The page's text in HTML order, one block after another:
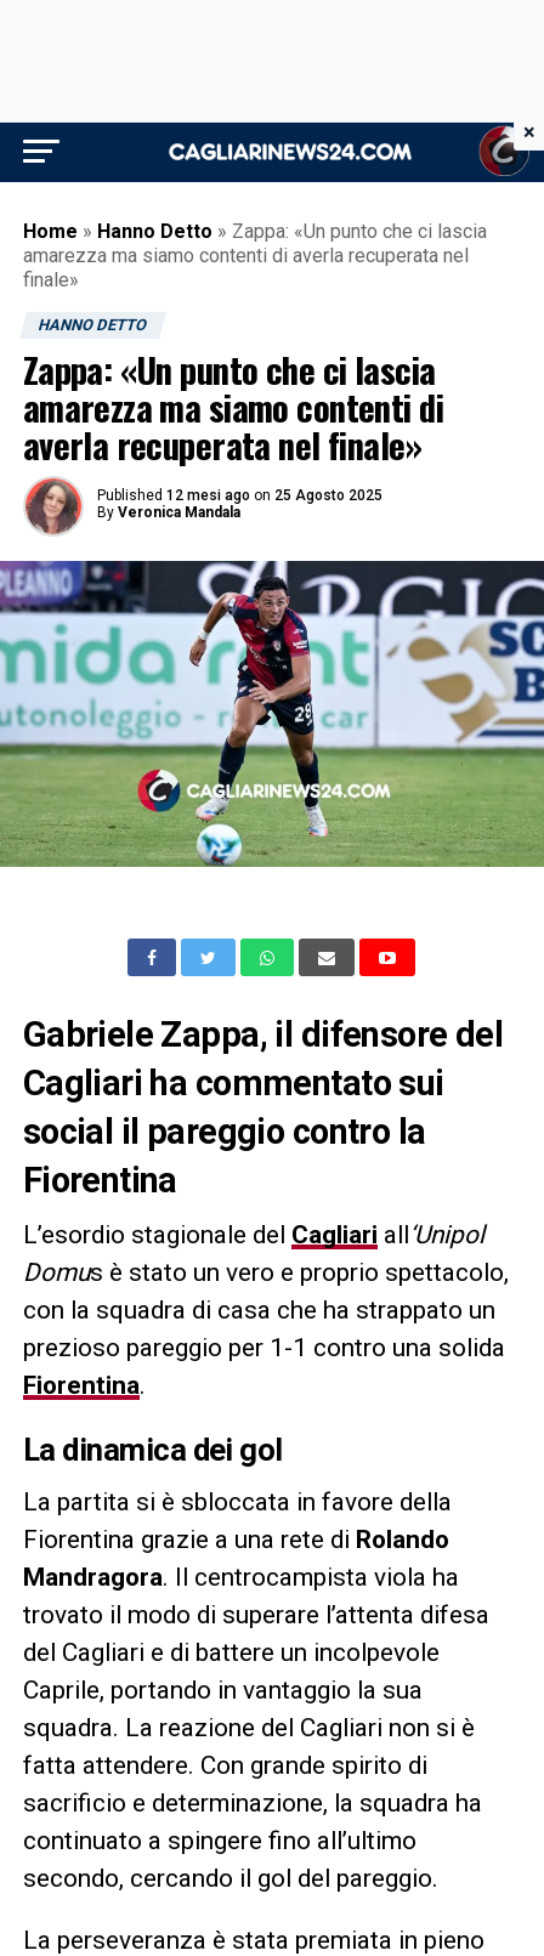
Home » Hanno Detto » Zappa: «Un punto che ci lascia
amarezza ma siamo contenti di averla recuperata nel
finale»
HANNO DETTO
Zappa: «Un punto che ci lascia
amarezza ma siamo contenti di
averla recuperata nel finale»
Published 12 mesi ago on 25 Agosto 2025
By Veronica Mandala
Gabriele Zappa, il difensore del
Cagliari ha commentato sui
social il pareggio contro la
Fiorentina
L’esordio stagionale del Cagliari all‘Unipol
Domus è stato un vero e proprio spettacolo,
con la squadra di casa che ha strappato un
prezioso pareggio per 1-1 contro una solida
Fiorentina.
La dinamica dei gol
La partita si è sbloccata in favore della
Fiorentina grazie a una rete di Rolando
Mandragora. Il centrocampista viola ha
trovato il modo di superare l’attenta difesa
del Cagliari e di battere un incolpevole
Caprile, portando in vantaggio la sua
squadra. La reazione del Cagliari non si è
fatta attendere. Con grande spirito di
sacrificio e determinazione, la squadra ha
continuato a spingere fino all’ultimo
secondo, cercando il gol del pareggio.
La perseveranza è stata premiata in pieno
×